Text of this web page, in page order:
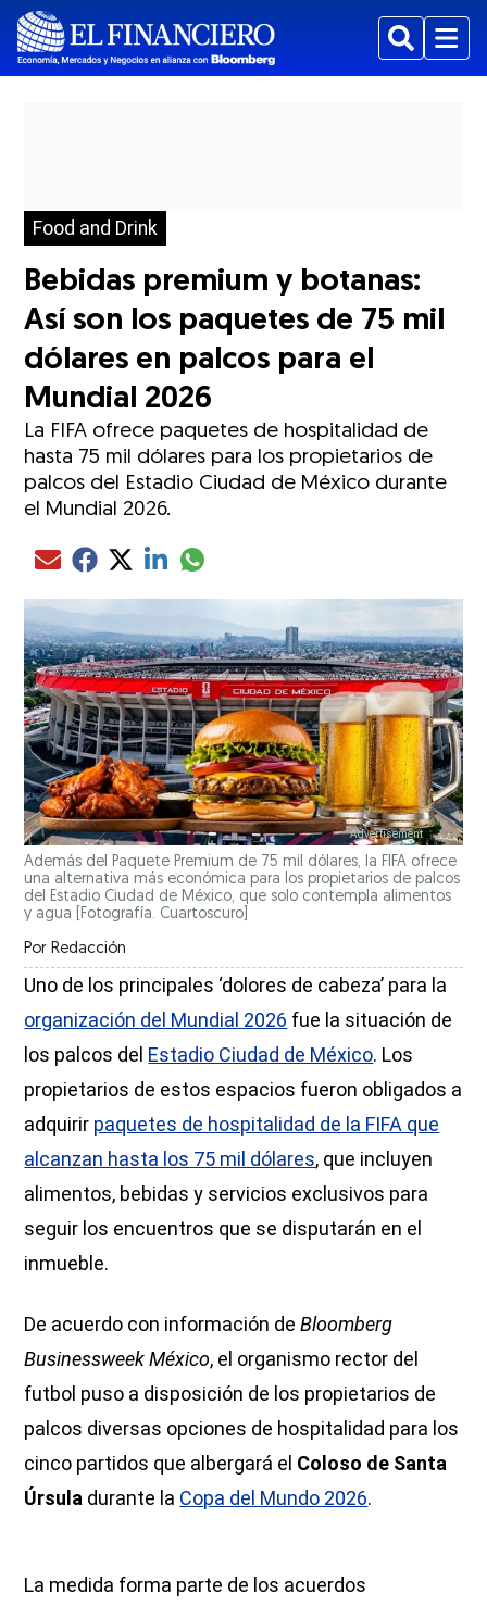
BuscarMenu
Food and Drink
Bebidas premium y botanas:
Así son los paquetes de 75 mil
dólares en palcos para el
Mundial 2026
La FIFA ofrece paquetes de hospitalidad de
hasta 75 mil dólares para los propietarios de
palcos del Estadio Ciudad de México durante
el Mundial 2026.
Compartir el artículo actual mediante Email
Compartir el artículo actual mediante Facebook
Compartir el artículo actual mediante Twitter
Compartir el artículo actual mediante LinkedIn
Compartir el artículo actual mediante
Además del Paquete Premium de 75 mil dólares, la FIFA ofrece
una alternativa más económica para los propietarios de palcos
del Estadio Ciudad de México, que solo contempla alimentos
y agua [Fotografía. Cuartoscuro]
Por Redacción
Uno de los principales ‘dolores de cabeza’ para la
organización del Mundial 2026 fue la situación de
los palcos del Estadio Ciudad de México. Los
propietarios de estos espacios fueron obligados a
adquirir paquetes de hospitalidad de la FIFA que
alcanzan hasta los 75 mil dólares, que incluyen
alimentos, bebidas y servicios exclusivos para
seguir los encuentros que se disputarán en el
inmueble.
De acuerdo con información de Bloomberg
Businessweek México, el organismo rector del
futbol puso a disposición de los propietarios de
palcos diversas opciones de hospitalidad para los
cinco partidos que albergará el Coloso de Santa
Úrsula durante la Copa del Mundo 2026.
La medida forma parte de los acuerdos